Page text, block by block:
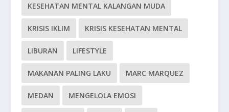
KESEHATAN MENTAL KALANGAN MUDA
KRISIS IKLIM KRISIS KESEHATAN MENTAL
LIBURAN LIFESTYLE
MAKANAN PALING LAKU MARC MARQUEZ
MEDAN MENGELOLA EMOSI